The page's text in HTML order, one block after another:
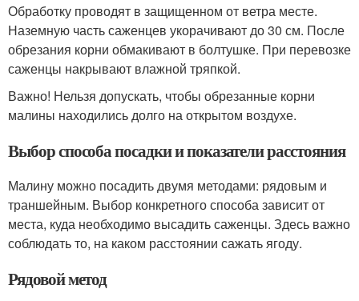
Обработку проводят в защищенном от ветра месте.
Наземную часть саженцев укорачивают до 30 см. После
обрезания корни обмакивают в болтушке. При перевозке
саженцы накрывают влажной тряпкой.
Важно! Нельзя допускать, чтобы обрезанные корни
малины находились долго на открытом воздухе.
Выбор способа посадки и показатели расстояния
Малину можно посадить двумя методами: рядовым и
траншейным. Выбор конкретного способа зависит от
места, куда необходимо высадить саженцы. Здесь важно
соблюдать то, на каком расстоянии сажать ягоду.
Рядовой метод